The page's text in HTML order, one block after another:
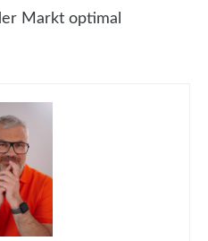
Markt optimal